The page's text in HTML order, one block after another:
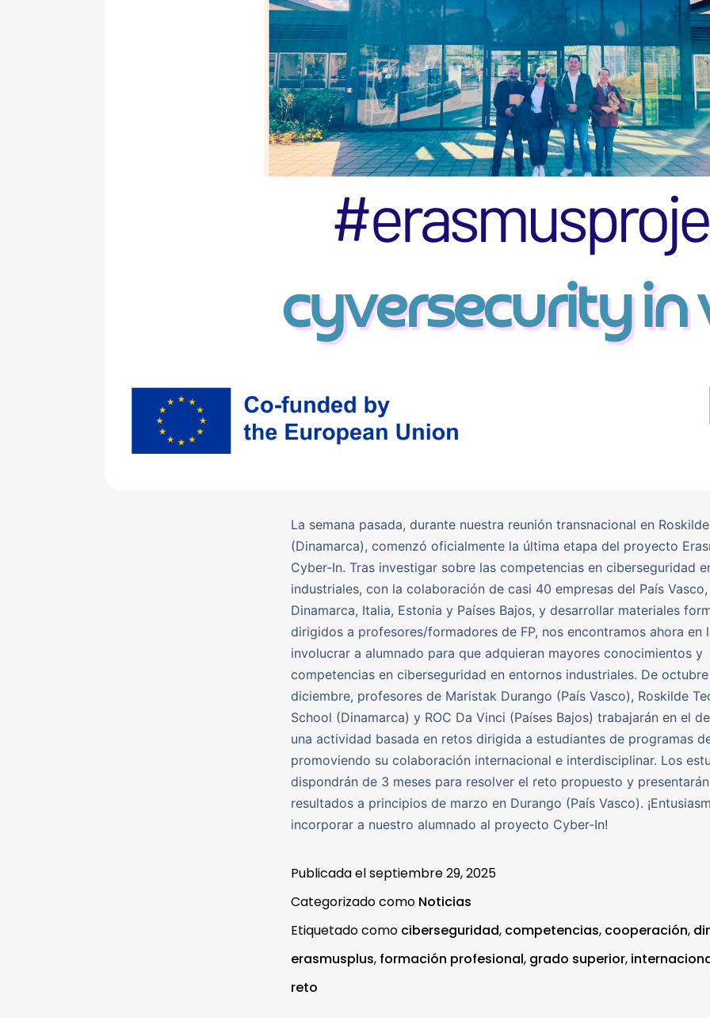
La semana pasada, durante nuestra reunión transnacional en Roskilde
(Dinamarca), comenzó oficialmente la última etapa del proyecto
Cyber-In. Tras investigar sobre las competencias en ciberseguridad
industriales, con la colaboración de casi 40 empresas del País Vasco,
Dinamarca, Italia, Estonia y Países Bajos, y desarrollar materiales
dirigidos a profesores/formadores de FP, nos encontramos ahora en
involucrar a alumnado para que adquieran mayores conocimientos y
competencias en ciberseguridad en entornos industriales. De
diciembre, profesores de Maristak Durango (País Vasco), Roskilde
School (Dinamarca) y ROC Da Vinci (Países Bajos) trabajarán en el
una actividad basada en retos dirigida a estudiantes de programas
promoviendo su colaboración internacional e interdisciplinar. Los
dispondrán de 3 meses para resolver el reto propuesto y
resultados a principios de marzo en Durango (País Vasco).
incorporar a nuestro alumnado al proyecto Cyber-In!
Publicada elseptiembre 29, 2025
Categorizado como Noticias
Etiquetado como ciberseguridad, competencias, cooperación,
erasmusplus, formación profesional, grado superior,
reto